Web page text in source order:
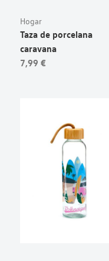
Hogar
Taza de porcelana
caravana
7,99 €